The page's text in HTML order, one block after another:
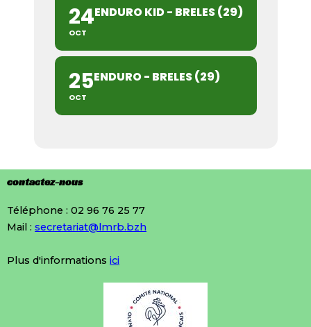
24
OCT
ENDURO KID - BRELES (29)
25
OCT
ENDURO - BRELES (29)
contactez-nous
Téléphone : 02 96 76 25 77
Mail : secretariat@lmrb.bzh
Plus d'informations ici